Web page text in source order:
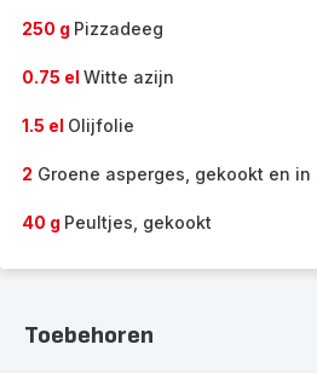
250 g Pizzadeeg
0.75 el Witte azijn
1.5 el Olijfolie
2 Groene asperges, gekookt en in
40 g Peultjes, gekookt
Toebehoren